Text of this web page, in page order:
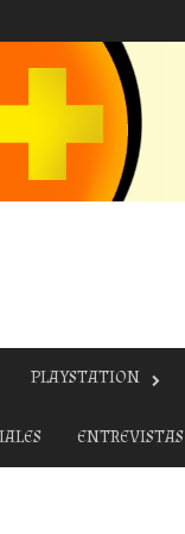
PLAYSTATION
ENTREVISTAS